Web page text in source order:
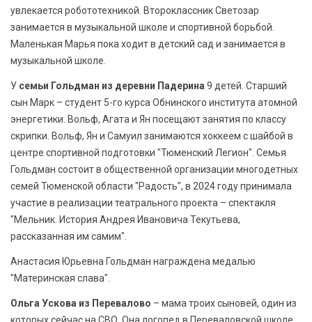
увлекается робототехникой. Второклассник Светозар
занимается в музыкальной школе и спортивной борьбой.
Маленькая Марья пока ходит в детский сад и занимается в
музыкальной школе.
У семьи Гольдман из деревни Падерина 9 детей. Старший
сын Марк – студент 5-го курса Обнинского института атомной
энергетики. Вольф, Агата и Ян посещают занятия по классу
скрипки. Вольф, Ян и Самуил занимаются хоккеем с шайбой в
центре спортивной подготовки "Тюменский Легион". Семья
Гольдман состоит в общественной организации многодетных
семей Тюменской области "Радость", в 2024 году принимала
участие в реализации театрального проекта – спектакля
"Мельник. История Андрея Ивановича Текутьева,
рассказанная им самим".
Анастасия Юрьевна Гольдман награждена медалью
"Материнская слава".
Ольга Ускова из Перевалово – мама троих сыновей, один из